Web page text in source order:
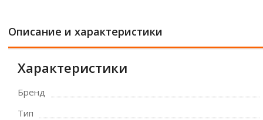
Описание и характеристики
Характеристики
Бренд
Тип